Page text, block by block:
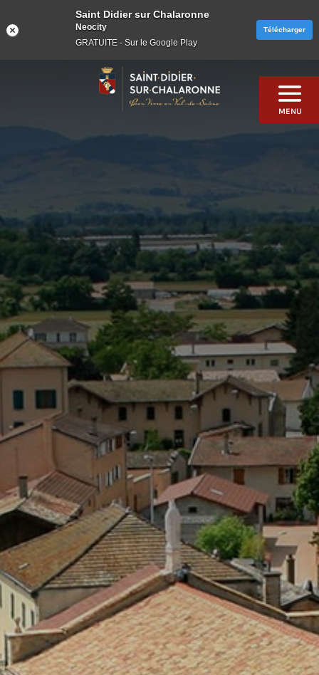
Saint Didier sur Chalaronne
Neocity
GRATUITE - Sur le Google Play
Télécharger